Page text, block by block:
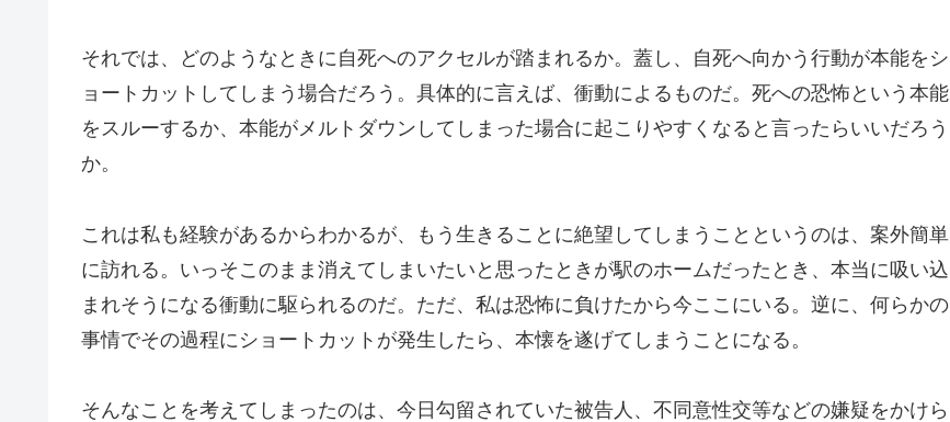
それでは、どのようなときに自死へのアクセルが踏まれるか。蓋し、自死へ向かう行動が本能をシ
ョートカットしてしまう場合だろう。具体的に言えば、衝動によるものだ。死への恐怖という本能
をスルーするか、本能がメルトダウンしてしまった場合に起こりやすくなると言ったらいいだろう
か。
これは私も経験があるからわかるが、もう生きることに絶望してしまうことというのは、案外簡単
に訪れる。いっそこのまま消えてしまいたいと思ったときが駅のホームだったとき、本当に吸い込
まれそうになる衝動に駆られるのだ。ただ、私は恐怖に負けたから今ここにいる。逆に、何らかの
事情でその過程にショートカットが発生したら、本懐を遂げてしまうことになる。
そんなことを考えてしまったのは、今日勾留されていた被告人、不同意性交等などの嫌疑をかけら